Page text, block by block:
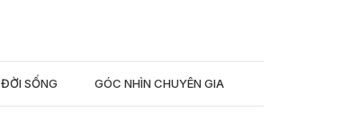
ĐỜI SỐNG GÓC NHÌN CHUYÊN GIA